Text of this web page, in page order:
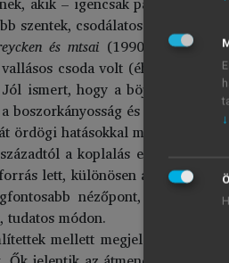
szentek, csodálatos lányok,
és mtsai (1990), továbbá
csoda volt (éhező
ismert, hogy a böjtök gyakori
boszorkányosság és az ördögi
ördögi hatásokkal magyarázták,
a koplalás egyre inkább
lett, különösen a 19.
nézőpont, kivéve az
tudatos módon.
mellett megjelentek az
↓